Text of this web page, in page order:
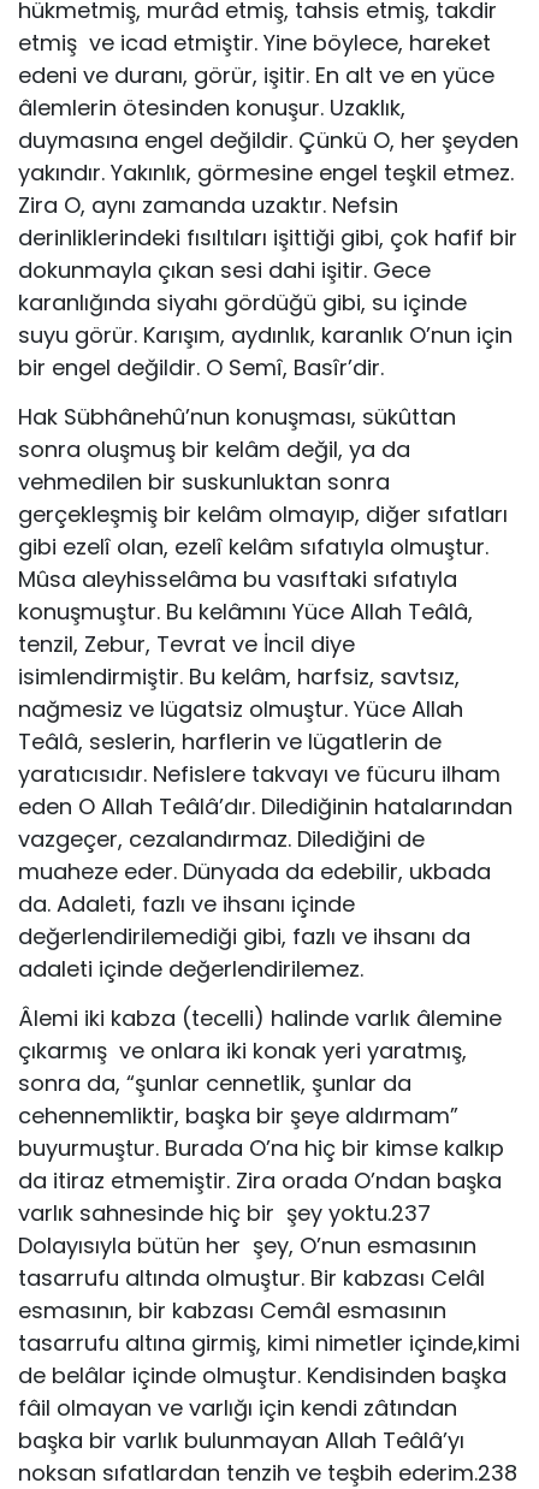
hükmetmiş, murâd etmiş, tahsis etmiş, takdir
etmiş ve icad etmiştir. Yine böylece, hareket
edeni ve duranı, görür, işitir. En alt ve en yüce
âlemlerin ötesinden konuşur. Uzaklık,
duymasına engel değildir. Çünkü O, her şeyden
yakındır. Yakınlık, görmesine engel teşkil etmez.
Zira O, aynı zamanda uzaktır. Nefsin
derinliklerindeki fısıltıları işittiği gibi, çok hafif bir
dokunmayla çıkan sesi dahi işitir. Gece
karanlığında siyahı gördüğü gibi, su içinde
suyu görür. Karışım, aydınlık, karanlık O’nun için
bir engel değildir. O Semî, Basîr’dir.
Hak Sübhânehû’nun konuşması, sükûttan
sonra oluşmuş bir kelâm değil, ya da
vehmedilen bir suskunluktan sonra
gerçekleşmiş bir kelâm olmayıp, diğer sıfatları
gibi ezelî olan, ezelî kelâm sıfatıyla olmuştur.
Mûsa aleyhisselâma bu vasıftaki sıfatıyla
konuşmuştur. Bu kelâmını Yüce Allah Teâlâ,
tenzil, Zebur, Tevrat ve İncil diye
isimlendirmiştir. Bu kelâm, harfsiz, savtsız,
nağmesiz ve lügatsiz olmuştur. Yüce Allah
Teâlâ, seslerin, harflerin ve lügatlerin de
yaratıcısıdır. Nefislere takvayı ve fücuru ilham
eden O Allah Teâlâ’dır. Dilediğinin hatalarından
vazgeçer, cezalandırmaz. Dilediğini de
muaheze eder. Dünyada da edebilir, ukbada
da. Adaleti, fazlı ve ihsanı içinde
değerlendirilemediği gibi, fazlı ve ihsanı da
adaleti içinde değerlendirilemez.
Âlemi iki kabza (tecelli) halinde varlık âlemine
çıkarmış ve onlara iki konak yeri yaratmış,
sonra da, “şunlar cennetlik, şunlar da
cehennemliktir, başka bir şeye aldırmam”
buyurmuştur. Burada O’na hiç bir kimse kalkıp
da itiraz etmemiştir. Zira orada O’ndan başka
varlık sahnesinde hiç bir şey yoktu.237
Dolayısıyla bütün her şey, O’nun esmasının
tasarrufu altında olmuştur. Bir kabzası Celâl
esmasının, bir kabzası Cemâl esmasının
tasarrufu altına girmiş, kimi nimetler içinde,kimi
de belâlar içinde olmuştur. Kendisinden başka
fâil olmayan ve varlığı için kendi zâtından
başka bir varlık bulunmayan Allah Teâlâ’yı
noksan sıfatlardan tenzih ve teşbih ederim.238